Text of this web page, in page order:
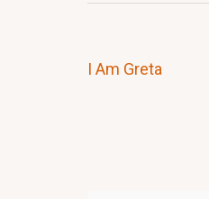
I Am Greta